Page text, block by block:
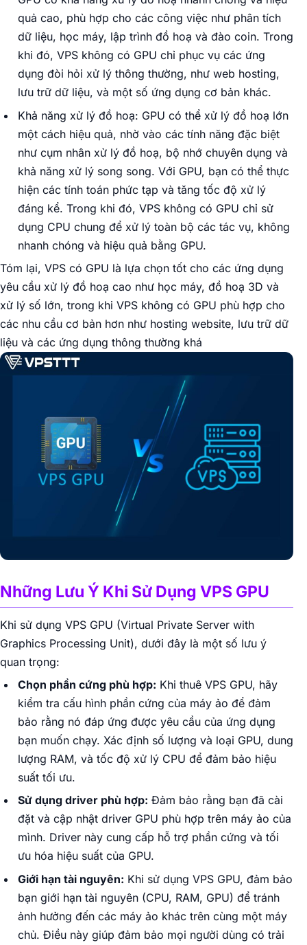
quả cao, phù hợp cho các công việc như phân tích
dữ liệu, học máy, lập trình đồ hoạ và đào coin. Trong
khi đó, VPS không có GPU chỉ phục vụ các ứng
dụng đòi hỏi xử lý thông thường, như web hosting,
lưu trữ dữ liệu, và một số ứng dụng cơ bản khác.
Khả năng xử lý đồ hoạ: GPU có thể xử lý đồ hoạ lớn
một cách hiệu quả, nhờ vào các tính năng đặc biệt
như cụm nhân xử lý đồ hoạ, bộ nhớ chuyên dụng và
khả năng xử lý song song. Với GPU, bạn có thể thực
hiện các tính toán phức tạp và tăng tốc độ xử lý
đáng kể. Trong khi đó, VPS không có GPU chỉ sử
dụng CPU chung để xử lý toàn bộ các tác vụ, không
nhanh chóng và hiệu quả bằng GPU.
Tóm lại, VPS có GPU là lựa chọn tốt cho các ứng dụng
yêu cầu xử lý đồ hoạ cao như học máy, đồ hoạ 3D và
xử lý số lớn, trong khi VPS không có GPU phù hợp cho
các nhu cầu cơ bản hơn như hosting website, lưu trữ dữ
liệu và các ứng dụng thông thường khá
Những Lưu Ý Khi Sử Dụng VPS GPU
Khi sử dụng VPS GPU (Virtual Private Server with
Graphics Processing Unit), dưới đây là một số lưu ý
quan trọng:
Chọn phần cứng phù hợp: Khi thuê VPS GPU, hãy
kiểm tra cấu hình phần cứng của máy ảo để đảm
bảo rằng nó đáp ứng được yêu cầu của ứng dụng
bạn muốn chạy. Xác định số lượng và loại GPU, dung
lượng RAM, và tốc độ xử lý CPU để đảm bảo hiệu
suất tối ưu.
Sử dụng driver phù hợp: Đảm bảo rằng bạn đã cài
đặt và cập nhật driver GPU phù hợp trên máy ảo của
mình. Driver này cung cấp hỗ trợ phần cứng và tối
ưu hóa hiệu suất của GPU.
Giới hạn tài nguyên: Khi sử dụng VPS GPU, đảm bảo
bạn giới hạn tài nguyên (CPU, RAM, GPU) để tránh
ảnh hưởng đến các máy ảo khác trên cùng một máy
chủ. Điều này giúp đảm bảo mọi người dùng có trải